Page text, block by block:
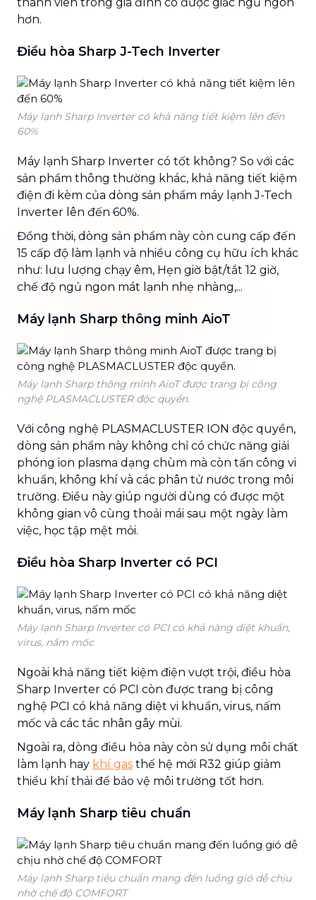
hơn.
Điều hòa Sharp J-Tech Inverter
Máy lạnh Sharp Inverter có khả năng tiết kiệm lên đến
60%
Máy lạnh Sharp Inverter có tốt không? So với các
sản phẩm thông thường khác, khả năng tiết kiệm
điện đi kèm của dòng sản phẩm máy lạnh J-Tech
Inverter lên đến 60%.
Đồng thời, dòng sản phẩm này còn cung cấp đến
15 cấp độ làm lạnh và nhiều công cụ hữu ích khác
như: lưu lượng chạy êm, Hẹn giờ bật/tắt 12 giờ,
chế độ ngủ ngon mát lạnh nhẹ nhàng,...
Máy lạnh Sharp thông minh AioT
Máy lạnh Sharp thông minh AioT được trang bị công
nghệ PLASMACLUSTER độc quyền.
Với công nghệ PLASMACLUSTER ION độc quyền,
dòng sản phẩm này không chỉ có chức năng giải
phóng ion plasma dạng chùm mà còn tấn công vi
khuẩn, không khí và các phân tử nước trong môi
trường. Điều này giúp người dùng có được một
không gian vô cùng thoải mái sau một ngày làm
việc, học tập mệt mỏi.
Điều hòa Sharp Inverter có PCI
Máy lạnh Sharp Inverter có PCI có khả năng diệt khuẩn,
virus, nấm mốc
Ngoài khả năng tiết kiệm điện vượt trội, điều hòa
Sharp Inverter có PCI còn được trang bị công
nghệ PCI có khả năng diệt vi khuẩn, virus, nấm
mốc và các tác nhân gây mùi.
Ngoài ra, dòng điều hòa này còn sử dụng môi chất
làm lạnh hay khí gas thế hệ mới R32 giúp giảm
thiểu khí thải để bảo vệ môi trường tốt hơn.
Máy lạnh Sharp tiêu chuẩn
Máy lạnh Sharp tiêu chuẩn mang đến luồng gió dễ chịu
nhờ chế độ COMFORT